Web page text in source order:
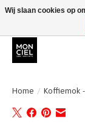
BE + NL : GRATIS
Home / Koffiemok
Wij slaan cookies op